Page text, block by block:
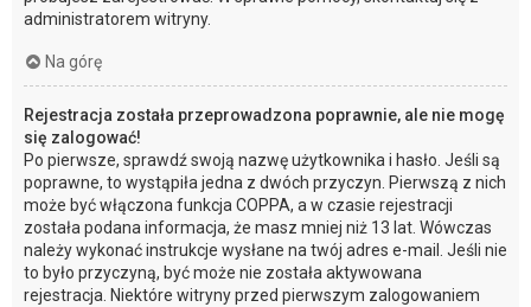
administratorem witryny.
Na górę
Rejestracja została przeprowadzona poprawnie, ale nie mogę
się zalogować!
Po pierwsze, sprawdź swoją nazwę użytkownika i hasło. Jeśli są
poprawne, to wystąpiła jedna z dwóch przyczyn. Pierwszą z nich
może być włączona funkcja COPPA, a w czasie rejestracji
została podana informacja, że masz mniej niż 13 lat. Wówczas
należy wykonać instrukcje wysłane na twój adres e-mail. Jeśli nie
to było przyczyną, być może nie została aktywowana
rejestracja. Niektóre witryny przed pierwszym zalogowaniem